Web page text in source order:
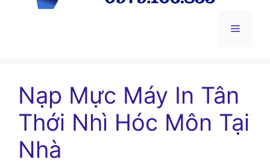
Menu
Nạp Mực Máy In Tân
Thới Nhì Hóc Môn Tại
Nhà